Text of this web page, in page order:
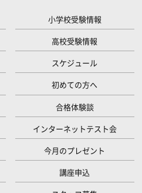
小学校受験情報
高校受験情報
スケジュール
初めての方へ
合格体験談
インターネットテスト会
今月のプレゼント
講座申込